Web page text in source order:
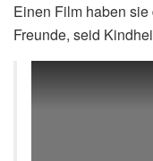
Einen Film haben
Freunde, seid